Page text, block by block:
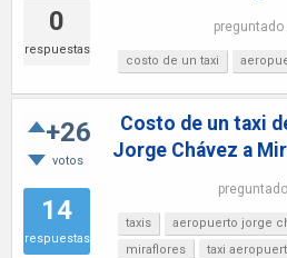
0
respuestas
preguntado
costo de un taxi
+26
votos
14
respuestas
Costo de un taxi
Jorge Chávez a
preguntado
taxis aeropuerto jorge
miraflores
taxi